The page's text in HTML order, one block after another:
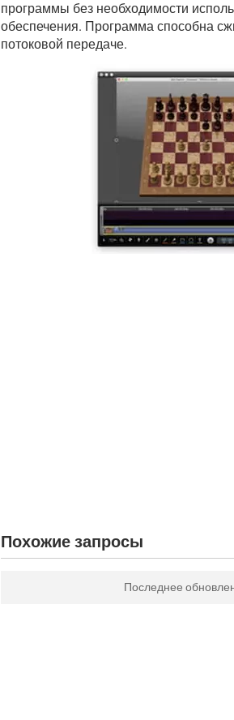
программы без необходимости
обеспечения. Программа способна
потоковой передаче.
Похожие запросы
Последнее